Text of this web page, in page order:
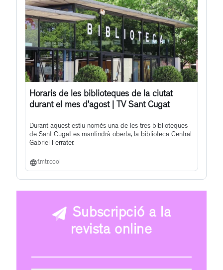
Horaris de les biblioteques de la ciutat
durant el mes d’agost | TV Sant Cugat
Durant aquest estiu només una de les tres biblioteques
de Sant Cugat es mantindrà oberta, la biblioteca Central
Gabriel Ferrater.
f.mtr.cool
Subscripció a la
revista online